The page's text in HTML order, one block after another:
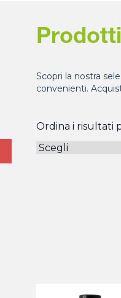
Scopri la nostra
convenienti.
Ordina i risultati